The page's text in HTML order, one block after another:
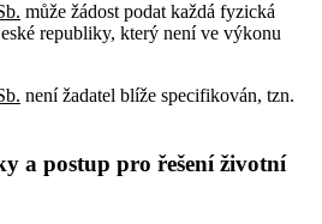
může žádost podat každá fyzická
republiky, který není ve výkonu
není žadatel blíže specifikován, tzn.
a postup pro řešení životní